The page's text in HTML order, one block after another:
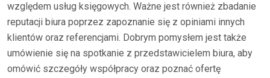
względem usług księgowych. Ważne jest również zbadanie
reputacji biura poprzez zapoznanie się z opiniami innych
klientów oraz referencjami. Dobrym pomysłem jest także
umówienie się na spotkanie z przedstawicielem biura, aby
omówić szczegóły współpracy oraz poznać ofertę